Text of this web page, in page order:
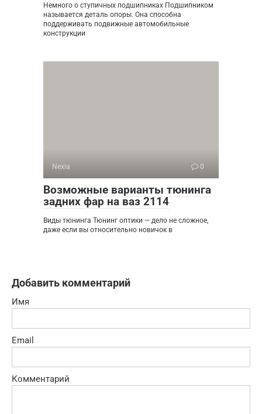
Немного о ступичных подшипниках Подшипником
называется деталь опоры. Она способна
поддерживать подвижные автомобильные
конструкции
Nexia 0
Возможные варианты тюнинга
задних фар на ваз 2114
Виды тюнинга Тюнинг оптики — дело не сложное,
даже если вы относительно новичок в
Добавить комментарий
Имя
Email
Комментарий